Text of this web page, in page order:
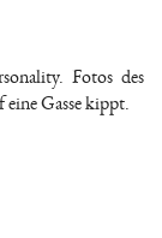
Fotos des
eine Gasse kippt.